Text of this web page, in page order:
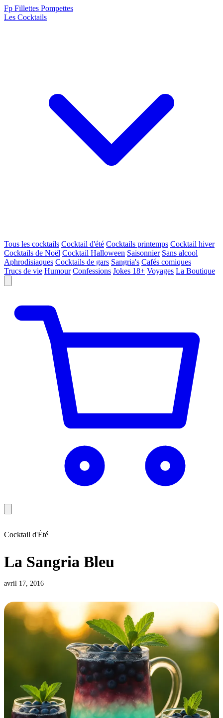
Fp Fillettes Pompettes
Les Cocktails
Tous les cocktails Cocktail d'été Cocktails printemps Cocktail hiver
Cocktails de Noël Cocktail Halloween Saisonnier Sans alcool
Aphrodisiaques Cocktails de gars Sangria's Cafés comiques
Trucs de vie Humour Confessions Jokes 18+ Voyages La Boutique
Cocktail d'Été
La Sangria Bleu
avril 17, 2016